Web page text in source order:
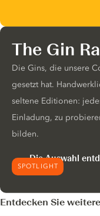
SPOTLIGHT
The Gin
Die Gins, die unsere
gesetzt hat.
seltene Editionen:
Einladung, zu
bilden.
Die Auswahl
Entdecken Sie